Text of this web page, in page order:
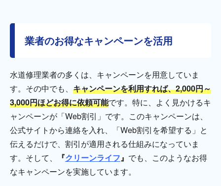
業者のお得なキャンペーンを活用
水道修理業者の多くは、キャンペーンを用意していま
す。その中でも、 キャンペーンを利用すれば、2,000円～
3,000円ほどお得に依頼可能です。特に、よく見かけるキ
ャンペーンが「Web割引」です。このキャンペーンは、
公式サイトから連絡を入れ、「Web割引を希望する」と
伝えるだけで、割引が適用される仕組みになっていま
す。そして、
『クリーンライフ』 でも、このようなお得
なキャンペーンを実施しています。